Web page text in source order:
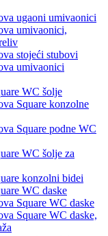
ugaoni umivaonici
umivaonici,
stojeći stubovi
umivaonici
WC šolje
Square konzolne
Square podne WC
WC šolje za
konzolni bidei
WC daske
Square WC daske
Square WC daske,